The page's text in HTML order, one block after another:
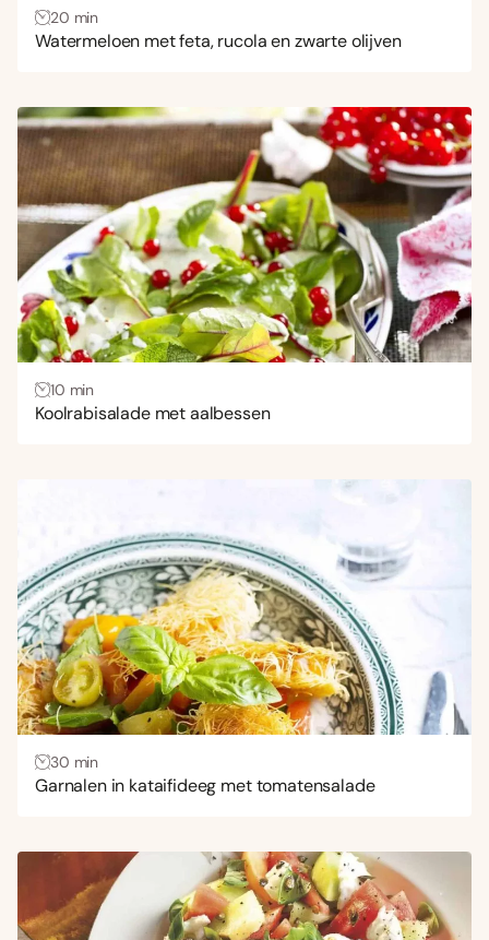
20 min
Watermeloen met feta, rucola en zwarte olijven
10 min
Koolrabisalade met aalbessen
30 min
Garnalen in kataifideeg met tomatensalade